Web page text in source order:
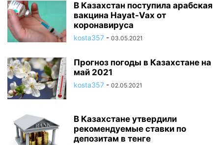
В Казахстан поступила арабская
вакцина Hayat-Vax от
коронавируса
kosta357 - 03.05.2021
Прогноз погоды в Казахстане на
май 2021
kosta357 - 02.05.2021
В Казахстане утвердили
рекомендуемые ставки по
депозитам в тенге